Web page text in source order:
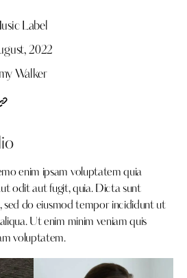
Label
2022
Walker
enim ipsam voluptatem quia
odit aut fugit, quia. Dicta sunt
sed do eiusmod tempor incididunt ut
Ut enim minim veniam quis
voluptatem.